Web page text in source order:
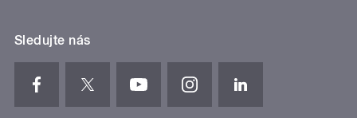
Sledujte nás